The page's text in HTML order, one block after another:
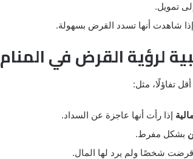
تمويل.
إذا شاهدت أنها تسدد القرض بسهولة.
لرؤية القرض في المنام
تفاؤلًا، مثل:
إذا رأت أنها عاجزة عن السداد.
بشكل مفرط.
شخصًا ولم يرد لها المال.